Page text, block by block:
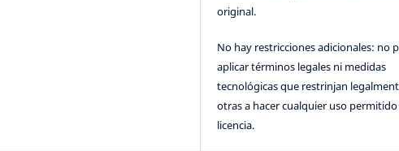
original.
No hay restricciones adicionales: no
aplicar términos legales ni medidas
tecnológicas que restrinjan
otras a hacer cualquier uso
licencia.